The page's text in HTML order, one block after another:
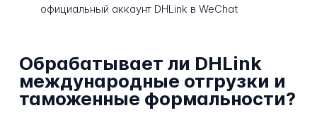
официальный аккаунт DHLink в WeChat
Обрабатывает ли DHLink
международные отгрузки и
таможенные формальности?